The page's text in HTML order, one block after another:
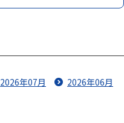
2026年07月
2026年06月